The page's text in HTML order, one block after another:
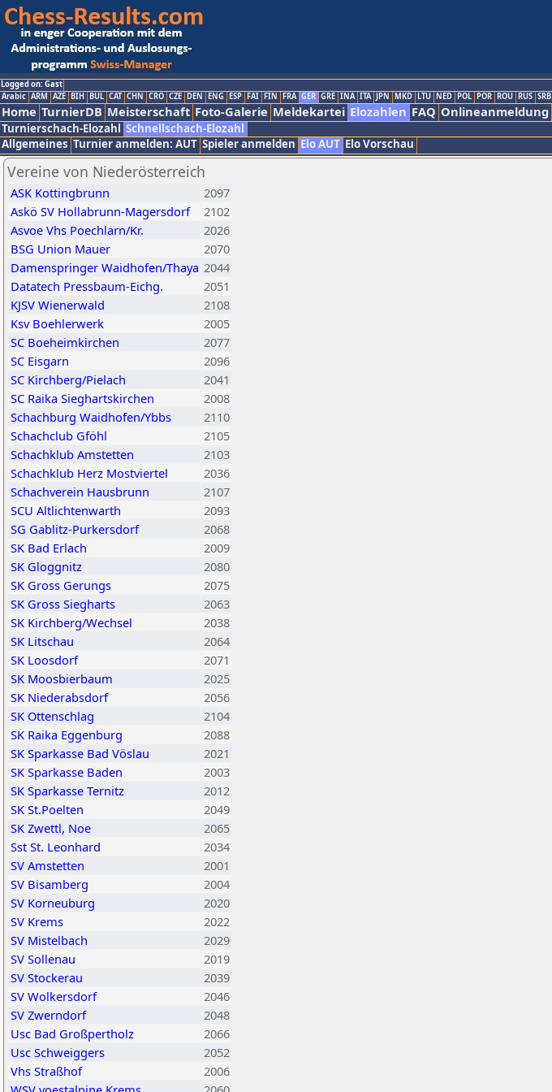
Logged on: Gast
Arabic ARM AZE BIH BUL CAT CHN CRO CZE DEN ENG ESP FAI FIN FRA GER GRE INA ITA JPN MKD LTU NED POL POR ROU RUS SRB
Home TurnierDB Meisterschaft Foto-Galerie Meldekartei Elozahlen FAQ Onlineanmeldung
Turnierschach-Elozahl Schnellschach-Elozahl
Allgemeines Turnier anmelden: AUT Spieler anmelden Elo AUT Elo Vorschau
Vereine von Niederösterreich
ASK Kottingbrunn
2097
Askö SV Hollabrunn-Magersdorf
2102
Asvoe Vhs Poechlarn/Kr.
2026
BSG Union Mauer
2070
Damenspringer Waidhofen/Thaya 2044
Datatech Pressbaum-Eichg.
2051
KJSV Wienerwald
2108
Ksv Boehlerwerk
2005
SC Boeheimkirchen
2077
SC Eisgarn
2096
SC Kirchberg/Pielach
2041
SC Raika Sieghartskirchen
2008
Schachburg Waidhofen/Ybbs
2110
Schachclub Gföhl
2105
Schachklub Amstetten
2103
Schachklub Herz Mostviertel
2036
Schachverein Hausbrunn
2107
SCU Altlichtenwarth
2093
SG Gablitz-Purkersdorf
2068
SK Bad Erlach
2009
SK Gloggnitz
2080
SK Gross Gerungs
2075
SK Gross Siegharts
2063
SK Kirchberg/Wechsel
2038
SK Litschau
2064
SK Loosdorf
2071
SK Moosbierbaum
2025
SK Niederabsdorf
2056
SK Ottenschlag
2104
SK Raika Eggenburg
2088
SK Sparkasse Bad Vöslau
2021
SK Sparkasse Baden
2003
SK Sparkasse Ternitz
2012
SK St.Poelten
2049
SK Zwettl, Noe
2065
Sst St. Leonhard
2034
SV Amstetten
2001
SV Bisamberg
2004
SV Korneuburg
2020
SV Krems
2022
SV Mistelbach
2029
SV Sollenau
2019
SV Stockerau
2039
SV Wolkersdorf
2046
SV Zwerndorf
2048
Usc Bad Großpertholz
2066
Usc Schweiggers
2052
Vhs Straßhof
2006